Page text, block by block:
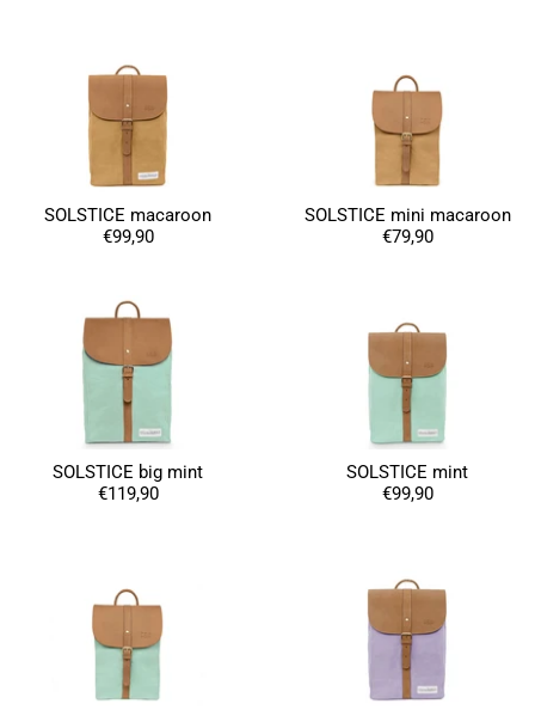
SOLSTICE macaroon
€99,90
SOLSTICE mini macaroon
€79,90
SOLSTICE big mint
€119,90
SOLSTICE mint
€99,90